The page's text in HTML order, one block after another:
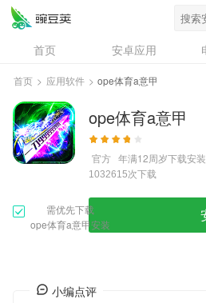
首页 安卓应用
资讯
专题
问答
首页 > 应用软件 > ope体育a意甲
ope体育a意甲
官方 年满12周岁下载安装
1032615次下载
需优先下载
ope体育a意甲安装
小编点评